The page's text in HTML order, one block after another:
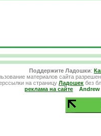
Поддержите Ладошки:
материалов сайта
на страницу Ладошек без
реклама на сайте
Andrew